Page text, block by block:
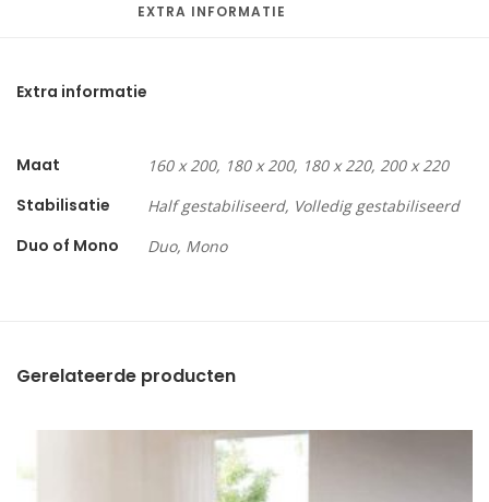
EXTRA INFORMATIE
Extra informatie
Maat 160 x 200, 180 x 200, 180 x 220, 200 x 220
Stabilisatie Half gestabiliseerd, Volledig gestabiliseerd
Duo of Mono Duo, Mono
Gerelateerde producten